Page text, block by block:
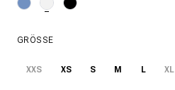
GRÖSSE
XXS XS S M L XL